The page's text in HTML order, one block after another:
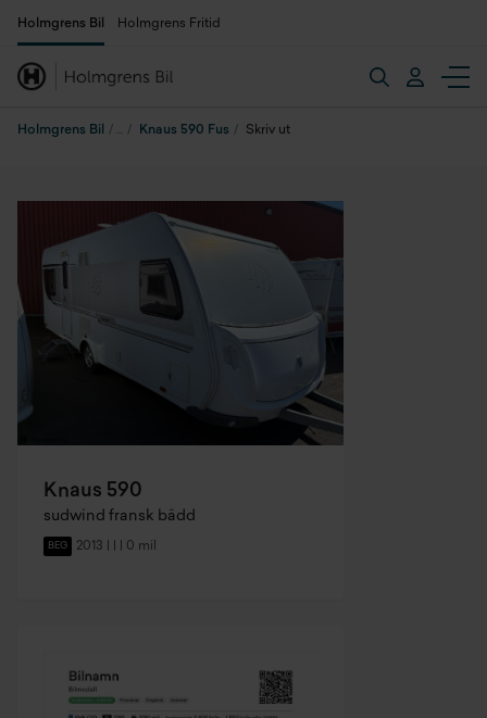
Holmgrens Bil Holmgrens Fritid
Holmgrens Bil Knaus 590 Fus Skriv ut
Knaus 590
sudwind fransk bädd
BEG 2013 | | | 0 mil